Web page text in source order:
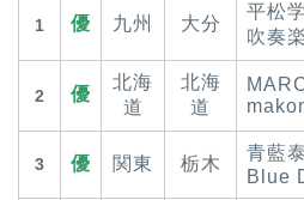
1 優 九州 大分
平松
吹奏
2 優
北海
道
北海
道
3 優 関東 栃木
青藍
Blue